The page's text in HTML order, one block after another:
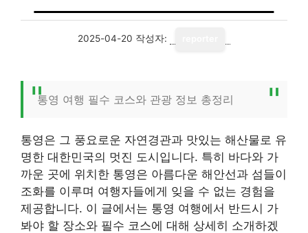
2025-04-20 작성자:
통영 여행 필수 코스와 관광 정보 총정리
통영은 그 풍요로운 자연경관과 맛있는 해산물로 유
명한 대한민국의 멋진 도시입니다. 특히 바다와 가
까운 곳에 위치한 통영은 아름다운 해안선과 섬들이
조화를 이루며 여행자들에게 잊을 수 없는 경험을
제공합니다. 이 글에서는 통영 여행에서 반드시 가
봐야 할 장소와 필수 코스에 대해 상세히 소개하겠